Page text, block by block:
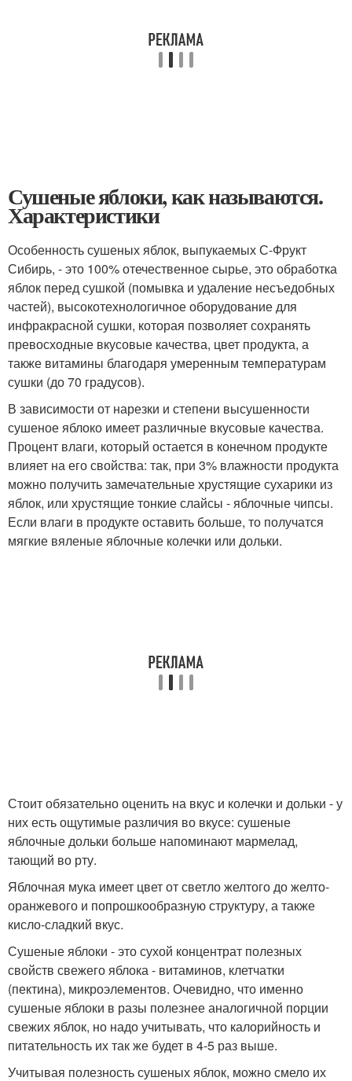
Сушеные яблоки, как называются.
Характеристики
Особенность сушеных яблок, выпукаемых С-Фрукт
Сибирь, - это 100% отечественное сырье, это обработка
яблок перед сушкой (помывка и удаление несъедобных
частей), высокотехнологичное оборудование для
инфракрасной сушки, которая позволяет сохранять
превосходные вкусовые качества, цвет продукта, а
также витамины благодаря умеренным температурам
сушки (до 70 градусов).
В зависимости от нарезки и степени высушенности
сушеное яблоко имеет различные вкусовые качества.
Процент влаги, который остается в конечном продукте
влияет на его свойства: так, при 3% влажности продукта
можно получить замечательные хрустящие сухарики из
яблок, или хрустящие тонкие слайсы - яблочные чипсы.
Если влаги в продукте оставить больше, то получатся
мягкие вяленые яблочные колечки или дольки.
Стоит обязательно оценить на вкус и колечки и дольки - у
них есть ощутимые различия во вкусе: сушеные
яблочные дольки больше напоминают мармелад,
тающий во рту.
Яблочная мука имеет цвет от светло желтого до желто-
оранжевого и попрошкообразную структуру, а также
кисло-сладкий вкус.
Сушеные яблоки - это сухой концентрат полезных
свойств свежего яблока - витаминов, клетчатки
(пектина), микроэлементов. Очевидно, что именно
сушеные яблоки в разы полезнее аналогичной порции
свежих яблок, но надо учитывать, что калорийность и
питательность их так же будет в 4-5 раз выше.
Учитывая полезность сушеных яблок, можно смело их